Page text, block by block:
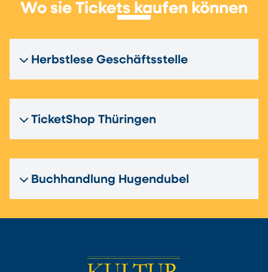
Wo sie Tickets kaufen können
Herbstlese Geschäftsstelle
TicketShop Thüringen
Buchhandlung Hugendubel